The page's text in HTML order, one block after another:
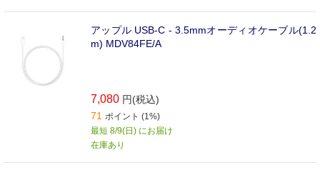
アップル USB-C - 3.5mmオーディオケーブル(1.2
m) MDV84FE/A
7,080 円(税込)
71 ポイント (1%)
最短 8/9(日) にお届け
在庫あり